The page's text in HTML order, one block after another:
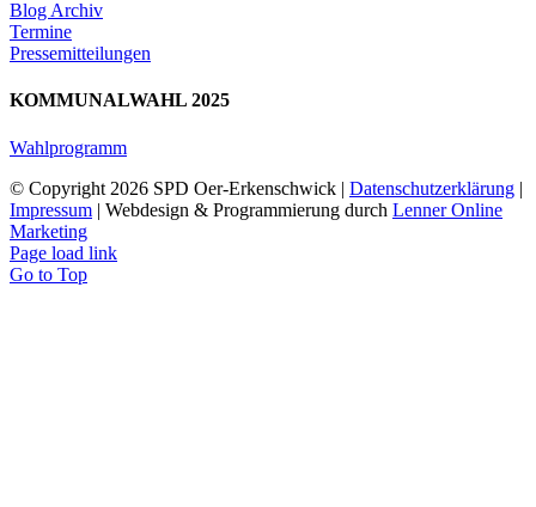
Blog Archiv
Termine
Pressemitteilungen
KOMMUNALWAHL 2025
Wahlprogramm
© Copyright 2026 SPD Oer-Erkenschwick | Datenschutzerklärung |
Impressum | Webdesign & Programmierung durch Lenner Online
Marketing
Page load link
Go to Top